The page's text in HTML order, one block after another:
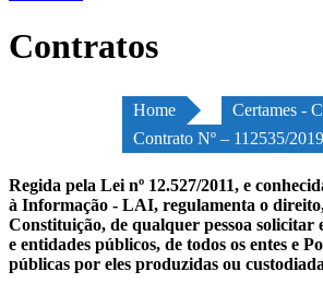
Contratos
Home
Certames -
Contrato Nº – 112535/2019
Regida pela Lei nº 12.527/2011, e
à Informação - LAI, regulamenta o
Constituição, de qualquer pessoa solicitar
e entidades públicos, de todos os entes e
públicas por eles produzidas ou